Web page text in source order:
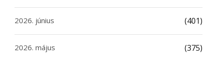
2026. június (401)
2026. május (375)